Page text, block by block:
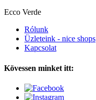
Ecco Verde
Rólunk
Üzleteink - nice shops
Kapcsolat
Kövessen minket itt: